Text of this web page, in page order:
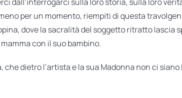
per un momento, riempiti di questa
dove la sacralità del soggetto ritratto lascia
con il suo bambino.
dietro l’artista e la sua Madonna non ci siano